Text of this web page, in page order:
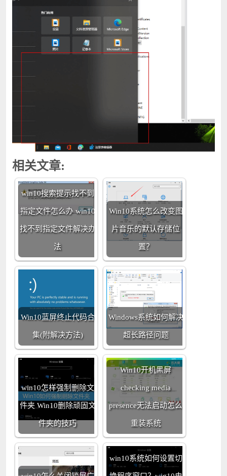
相关文章:
win10搜索提示找不到
指定文件怎么办 win10
找不到指定文件解决办
法
Win10系统怎么改变图
片音乐的默认存储位
置？
Win10蓝屏终止代码合
集(附解决方法)
Windows系统如何解决
超长路径问题
win10怎样强制删除文
件夹 Win10删除顽固文
件夹的技巧
Win10开机黑屏
checking media
presence无法启动怎么
重装系统
win10系统如何设置切